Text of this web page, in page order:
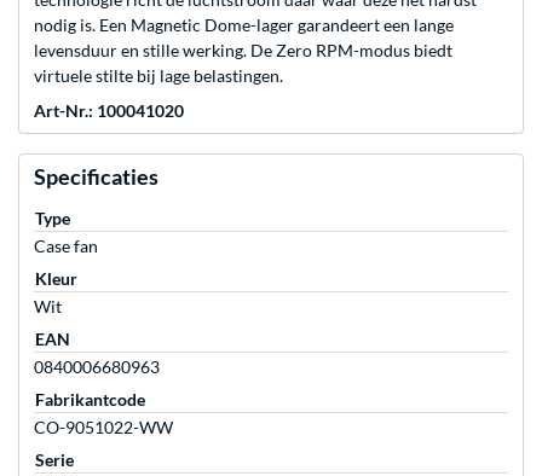
nodig is. Een Magnetic Dome-lager garandeert een lange
levensduur en stille werking. De Zero RPM-modus biedt
virtuele stilte bij lage belastingen.
Art-Nr.: 100041020
Specificaties
Type
Case fan
Kleur
Wit
EAN
0840006680963
Fabrikantcode
CO-9051022-WW
Serie